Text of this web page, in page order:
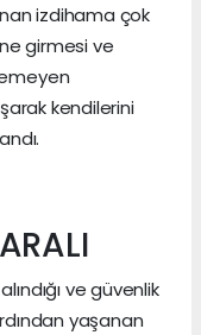
izdihama çok
girmesi ve
kendilerini
ve güvenlik
yaşanan